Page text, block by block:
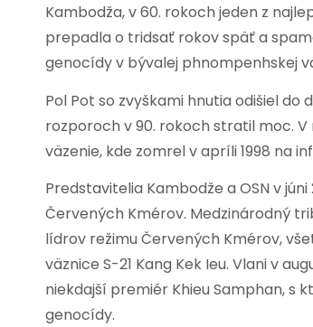
Kambodža, v 60. rokoch jeden z
prepadla o tridsať rokov späť a
genocídy v bývalej phnompenhskej
Pol Pot so zvyškami hnutia odišiel
rozporoch v 90. rokoch stratil moc.
väzenie, kde zomrel v apríli 1998 na
Predstavitelia Kambodže a OSN v
Červených Kmérov. Medzinárodný
lídrov režimu Červených Kmérov,
väznice S-21 Kang Kek Ieu. Vlani v
niekdajší premiér Khieu Samphan, s
genocídy.